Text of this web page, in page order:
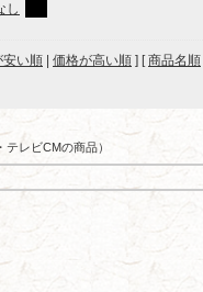
し
安い順 価格が高い順 ] [商品名順
テレビCMの商品）